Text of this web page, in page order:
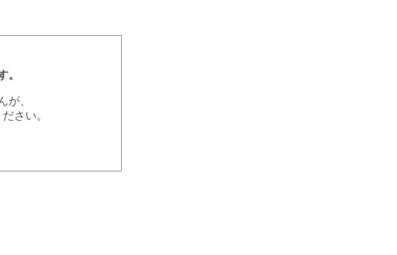
。
が、
さい。